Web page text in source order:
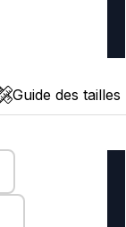
Guide des tailles